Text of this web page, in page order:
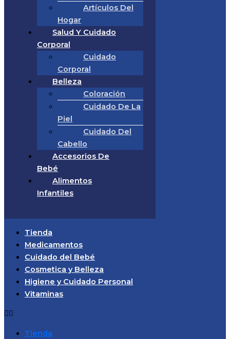
Artículos Del
Hogar
Salud Y Cuidado
Corporal
Cuidado
Corporal
Belleza
Coloración
Cuidado De La
Piel
Cuidado Del
Cabello
Accesorios De
Bebé
Alimentos
Infantiles
Tienda
Medicamentos
Cuidado del Bebé
Cosmetica y Belleza
Higiene y Cuidado Personal
Vitaminas
Tienda